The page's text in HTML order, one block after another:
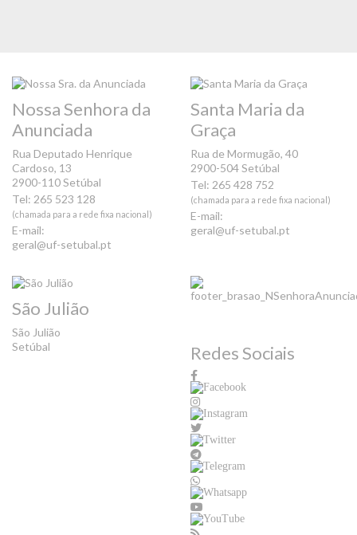
Nossa Senhora da
Anunciada
Rua Deputado Henrique
Cardoso, 13
2900-110 Setúbal
Tel: 265 523 128
(chamada para a rede fixa nacional)
E-mail:
geral@uf-setubal.pt
Santa Maria da
Graça
Rua de Mormugão, 40
2900-504 Setúbal
Tel: 265 428 752
(chamada para a rede fixa nacional)
E-mail:
geral@uf-setubal.pt
São Julião
São Julião
Setúbal
Redes Sociais